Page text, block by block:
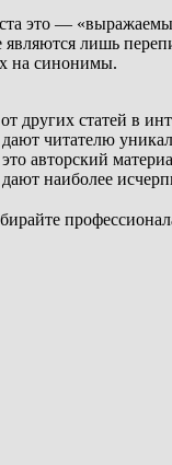
это —
лишь
на синонимы.
других статей в
читателю
авторский
наиболее